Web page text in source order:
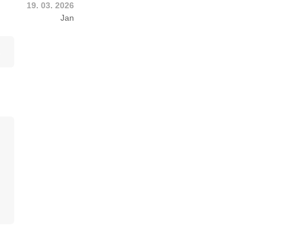
19. 03. 2026
Jan